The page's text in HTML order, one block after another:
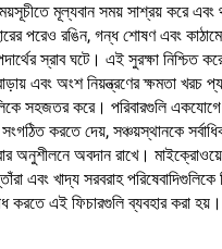
মূল্যবান সময় সাশ্রয় করে
পরেও রঙিন, গন্ধ শোষণ এবং
স্রাব ঘটে। এই সুরক্ষা নিশ্চিত
এবং অংশ নিয়ন্ত্রণের ক্ষমতা খরচ
সহজতর করে। পরিবারগুলি
করতে দেয়, সঞ্চয়স্থানকে
অবদান রাখে। মাইক্রোওয়েভ
খাদ্য সরবরাহ পরিষেবাদিগুলিকে
করতে এই ফিচারগুলি ব্যবহার করা